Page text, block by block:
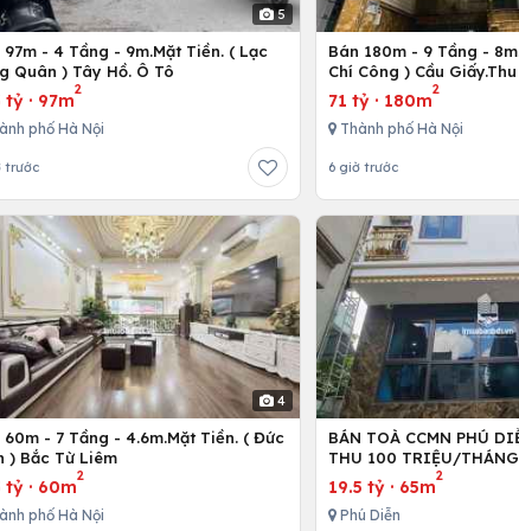
5
97m - 4 Tầng - 9m.Mặt Tiền. ( Lạc
Quân ) Tây Hồ. Ô Tô
tỷ · 97m
2
phố Hà Nội
trước
Bán 180m - 9 Tầng -
Chí Công ) Cầu
71 tỷ· 180m
2
Thành phố Hà Nội
6 giờ trước
4
60m - 7 Tầng - 4.6m.Mặt Tiền. ( Đức
) Bắc Từ Liêm
tỷ · 60m
2
phố Hà Nội
BÁN TOÀ CCMN PHÚ
THU 100 TRIỆU/THÁNG
19.5 tỷ· 65m
2
Phú Diễn